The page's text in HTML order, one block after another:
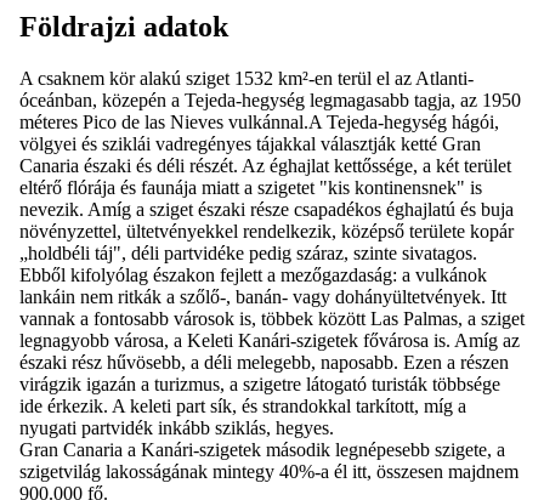
Földrajzi adatok
A csaknem kör alakú sziget 1532 km²-en terül el az Atlanti-
óceánban, közepén a Tejeda-hegység legmagasabb tagja, az 1950
méteres Pico de las Nieves vulkánnal.A Tejeda-hegység hágói,
völgyei és sziklái vadregényes tájakkal választják ketté Gran
Canaria északi és déli részét. Az éghajlat kettőssége, a két terület
eltérő flórája és faunája miatt a szigetet "kis kontinensnek" is
nevezik. Amíg a sziget északi része csapadékos éghajlatú és buja
növényzettel, ültetvényekkel rendelkezik, középső területe kopár
„holdbéli táj", déli partvidéke pedig száraz, szinte sivatagos.
Ebből kifolyólag északon fejlett a mezőgazdaság: a vulkánok
lankáin nem ritkák a szőlő-, banán- vagy dohányültetvények. Itt
vannak a fontosabb városok is, többek között Las Palmas, a sziget
legnagyobb városa, a Keleti Kanári-szigetek fővárosa is. Amíg az
északi rész hűvösebb, a déli melegebb, naposabb. Ezen a részen
virágzik igazán a turizmus, a szigetre látogató turisták többsége
ide érkezik. A keleti part sík, és strandokkal tarkított, míg a
nyugati partvidék inkább sziklás, hegyes.
Gran Canaria a Kanári-szigetek második legnépesebb szigete, a
szigetvilág lakosságának mintegy 40%-a él itt, összesen majdnem
900.000 fő.